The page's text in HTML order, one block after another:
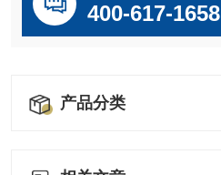
400-617-1658
产品分类